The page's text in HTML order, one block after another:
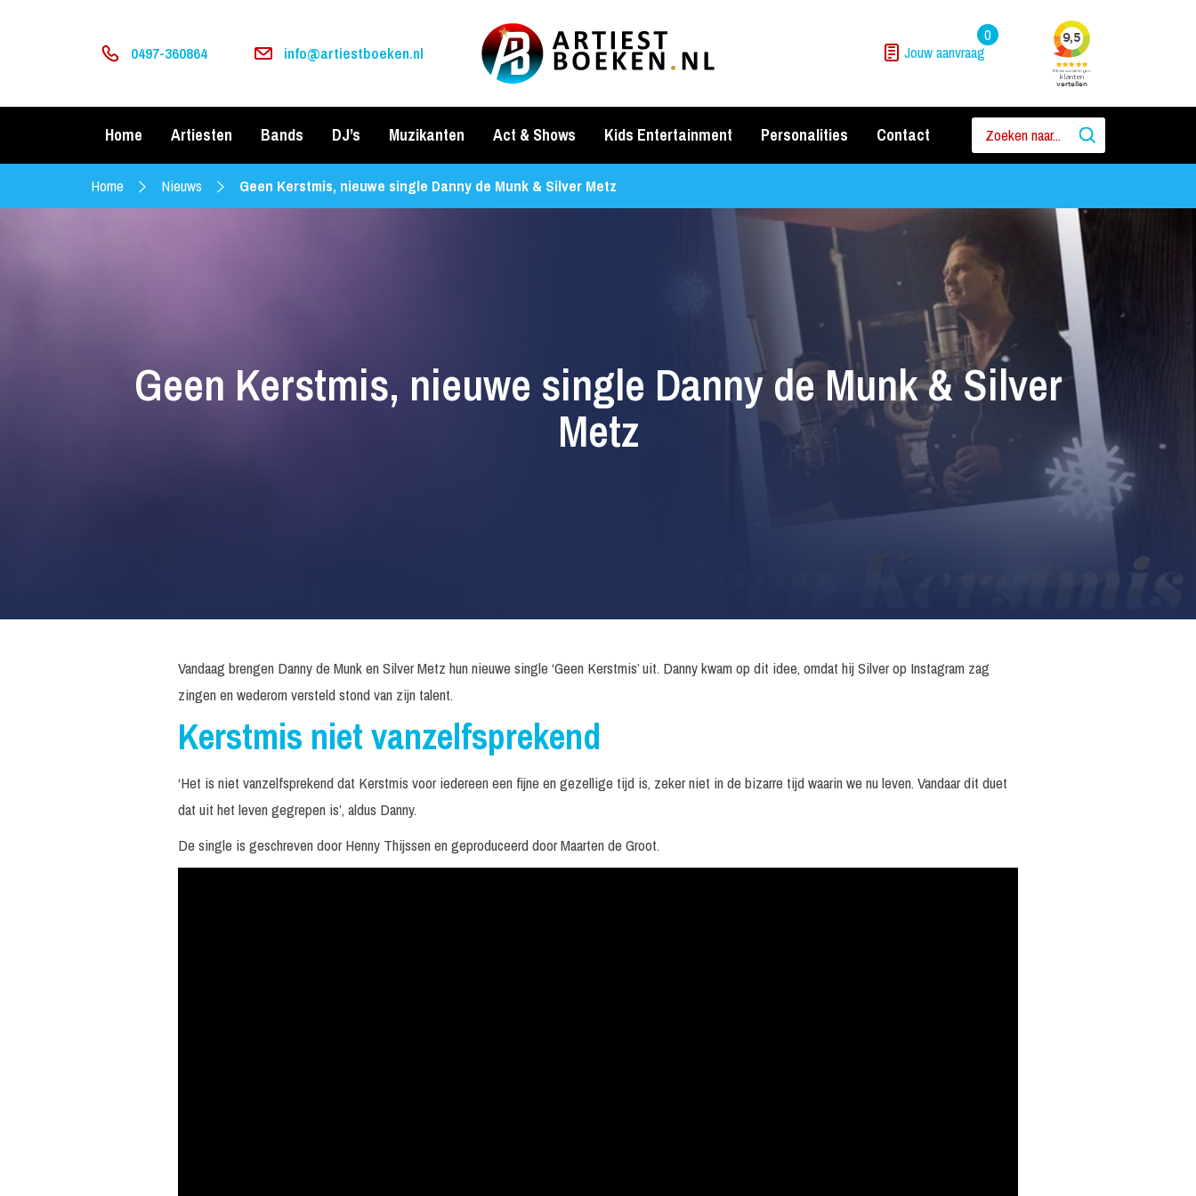
0497-360864 info@artiestboeken.nl Jouw aanvraag
0
Home Artiesten Bands DJ’s Muzikanten Act & Shows Kids Entertainment Personalities Contact
Home Nieuws Geen Kerstmis, nieuwe single Danny de Munk & Silver Metz
Geen Kerstmis, nieuwe single Danny de Munk & Silver
Metz
Vandaag brengen Danny de Munk en Silver Metz hun nieuwe single ‘Geen Kerstmis’ uit. Danny kwam op dit idee, omdat hij Silver op Instagram zag
zingen en wederom versteld stond van zijn talent.
Kerstmis niet vanzelfsprekend
‘Het is niet vanzelfsprekend dat Kerstmis voor iedereen een fijne en gezellige tijd is, zeker niet in de bizarre tijd waarin we nu leven. Vandaar dit duet
dat uit het leven gegrepen is’, aldus Danny.
De single is geschreven door Henny Thijssen en geproduceerd door Maarten de Groot.